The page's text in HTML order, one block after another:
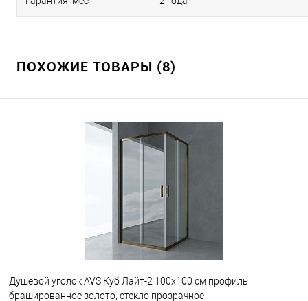
ПОХОЖИЕ ТОВАРЫ (8)
Душевой уголок AVS Куб Лайт-2 100x100 см профиль
брашированное золото, стекло прозрачное